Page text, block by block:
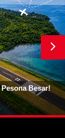
Besar!